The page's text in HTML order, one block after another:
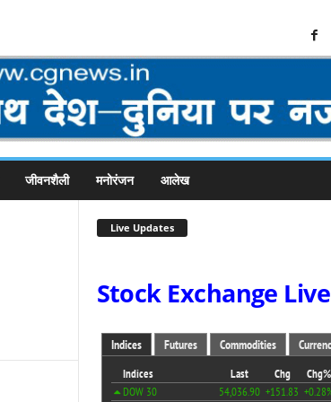
जीवनशैली मनोरंजन आलेख
Live Updates
Stock Exchange Live